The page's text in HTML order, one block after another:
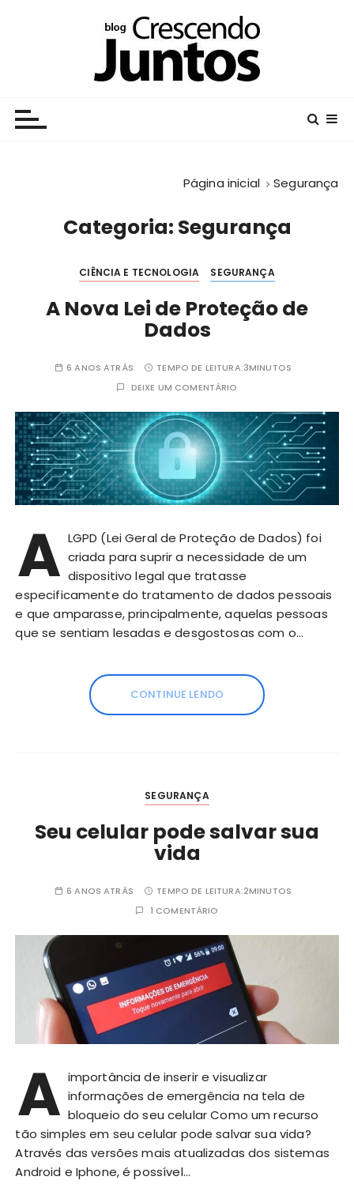
Página inicial Segurança
Categoria: Segurança
CIÊNCIA E TECNOLOGIA SEGURANÇA
A Nova Lei de Proteção de
Dados
6 ANOS ATRÁS TEMPO DE LEITURA:3MINUTOS
DEIXE UM COMENTÁRIO
A LGPD (Lei Geral de Proteção de Dados) foi
criada para suprir a necessidade de um
dispositivo legal que tratasse
especificamente do tratamento de dados pessoais
e que amparasse, principalmente, aquelas pessoas
que se sentiam lesadas e desgostosas com o…
CONTINUE LENDO
SEGURANÇA
Seu celular pode salvar sua
vida
6 ANOS ATRÁS TEMPO DE LEITURA:2MINUTOS
1 COMENTÁRIO
A importância de inserir e visualizar
informações de emergência na tela de
bloqueio do seu celular Como um recurso
tão simples em seu celular pode salvar sua vida?
Através das versões mais atualizadas dos sistemas
Android e Iphone, é possível…